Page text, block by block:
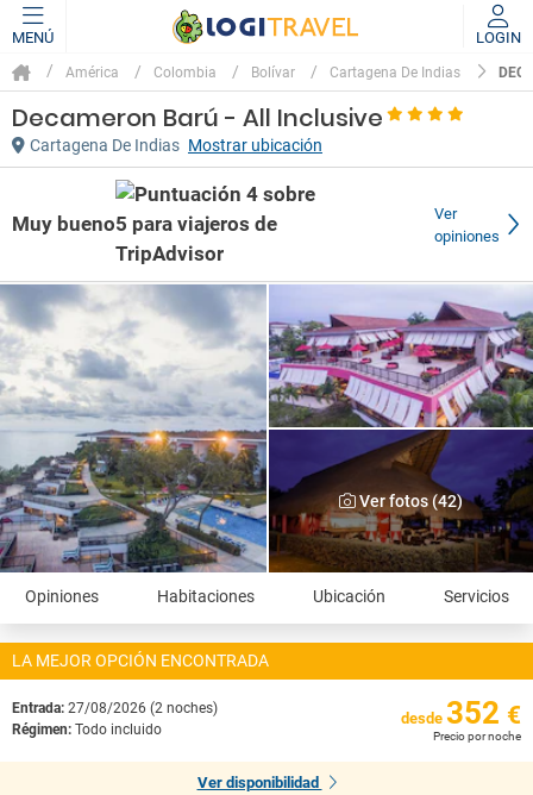
MENÚ LOGIN
América Colombia Bolívar Cartagena De Indias
Decameron Barú - All Inclusive
Cartagena De Indias Mostrar ubicación
Muy bueno
Ver
opiniones
Ver fotos (42)
Opiniones Habitaciones Ubicación Servicios
LA MEJOR OPCIÓN ENCONTRADA
Entrada: 27/08/2026 (2 noches)
Régimen: Todo incluido
desde 352 €
Precio por noche
Ver disponibilidad